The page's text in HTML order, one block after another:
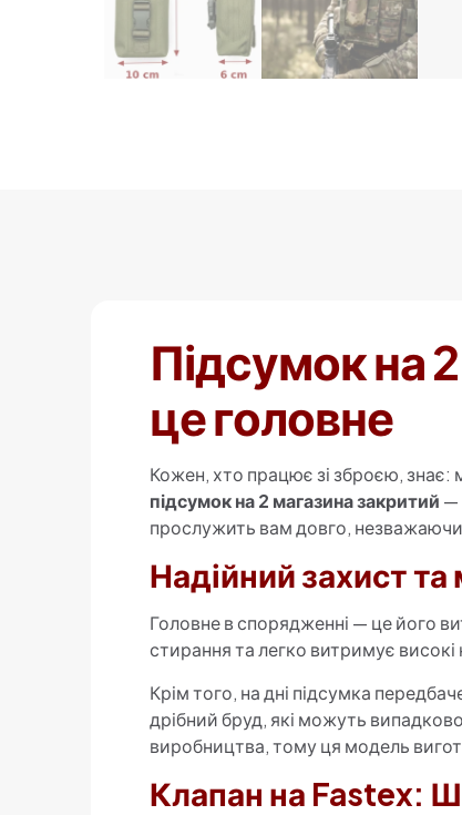
Підсумок на
це головне
Кожен, хто працює зі зброєю, знає:
підсумок на 2 магазина закритий —
прослужить вам довго,
Надійний захист та
Головне в спорядженні — це його
стирання та легко витримує
Крім того, на дні підсумка
дрібний бруд, які можуть
виробництва, тому ця модель
Клапан на Fastex: